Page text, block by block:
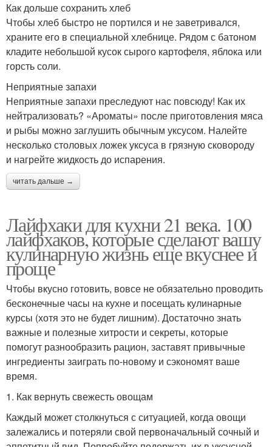
Как дольше сохранить хлеб
Чтобы хлеб быстро не портился и не заветривался,
храните его в специальной хлебнице. Рядом с батоном
кладите небольшой кусок сырого картофеля, яблока или
горсть соли.
Неприятные запахи
Неприятные запахи преследуют нас повсюду! Как их
нейтрализовать? «Ароматы» после приготовления мяса
и рыбы можно заглушить обычным уксусом. Налейте
несколько столовых ложек уксуса в грязную сковороду
и нагрейте жидкость до испарения.
читать дальше →
Лайфхаки для кухни 21 века. 100
лайфхаков, которые сделают вашу
кулинарную жизнь еще вкуснее и
проще
Чтобы вкусно готовить, вовсе не обязательно проводить
бесконечные часы на кухне и посещать кулинарные
курсы (хотя это не будет лишним). Достаточно знать
важные и полезные хитрости и секреты, которые
помогут разнообразить рацион, заставят привычные
ингредиенты заиграть по-новому и сэкономят ваше
время.
1. Как вернуть свежесть овощам
Каждый может столкнуться с ситуацией, когда овощи
залежались и потеряли свой первоначальный сочный и